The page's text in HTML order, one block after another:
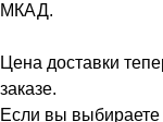
МКАД.
Цена доставки
заказе.
Если вы выбираете